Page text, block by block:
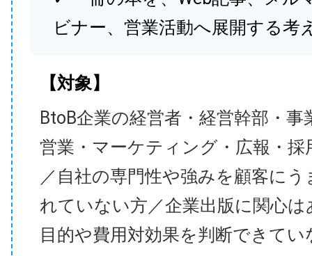
ビナー、営業活動へ展開する考
【対象】
BtoB企業の経営者・経営幹部・事
営業・マーケティング・広報・採
／自社の専門性や強みを顧客に
れていない方／企業出版に関心
目的や費用対効果を判断できてい